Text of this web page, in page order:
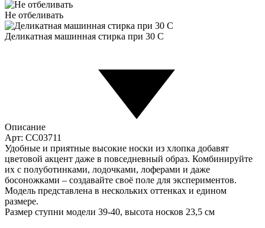
Не отбеливать
Деликатная машинная стирка при 30 С
Описание
Арт: CC03711
Удобные и приятные высокие носки из хлопка добавят
цветовой акцент даже в повседневный образ. Комбинируйте
их с полуботинками, лодочками, лоферами и даже
босоножками – создавайте своё поле для экспериментов.
Модель представлена в нескольких оттенках и едином
размере.
Размер ступни модели 39-40, высота носков 23,5 см